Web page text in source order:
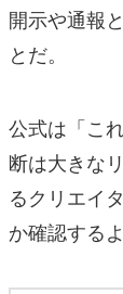
開示や通報
とだ。
公式は「こ
断は大きな
るクリエイ
か確認する